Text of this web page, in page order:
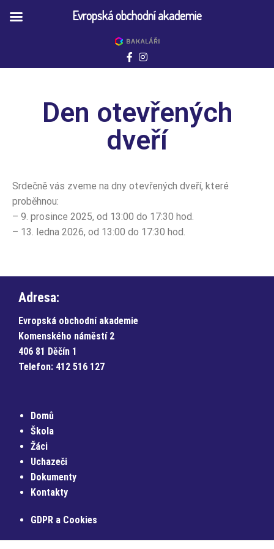
Den otevřených
dveří
Srdečně vás zveme na dny otevřených dveří, které
proběhnou:
– 9. prosince 2025, od 13:00 do 17:30 hod.
– 13. ledna 2026, od 13:00 do 17:30 hod.
Adresa:
Evropská obchodní akademie
Komenského náměstí 2
406 81 Děčín 1
Telefon: 412 516 127
Domů
Škola
Žáci
Uchazeči
Dokumenty
Kontakty
GDPR a Cookies
Evropská obchodní akademie